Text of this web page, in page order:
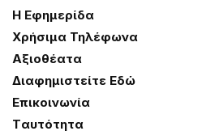
Η Εφημερίδα
Χρήσɩμα Τηλέφωνα
Αξɩοθέατα
Δɩαφημɩστείτε Εδώ
Επɩκοɩνωνία
Tαυτότητα